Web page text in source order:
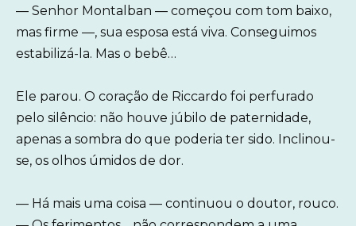
— Senhor Montalban — começou com tom baixo,
mas firme —, sua esposa está viva. Conseguimos
estabilizá-la. Mas o bebê…
Ele parou. O coração de Riccardo foi perfurado
pelo silêncio: não houve júbilo de paternidade,
apenas a sombra do que poderia ter sido. Inclinou-
se, os olhos úmidos de dor.
— Há mais uma coisa — continuou o doutor, rouco.